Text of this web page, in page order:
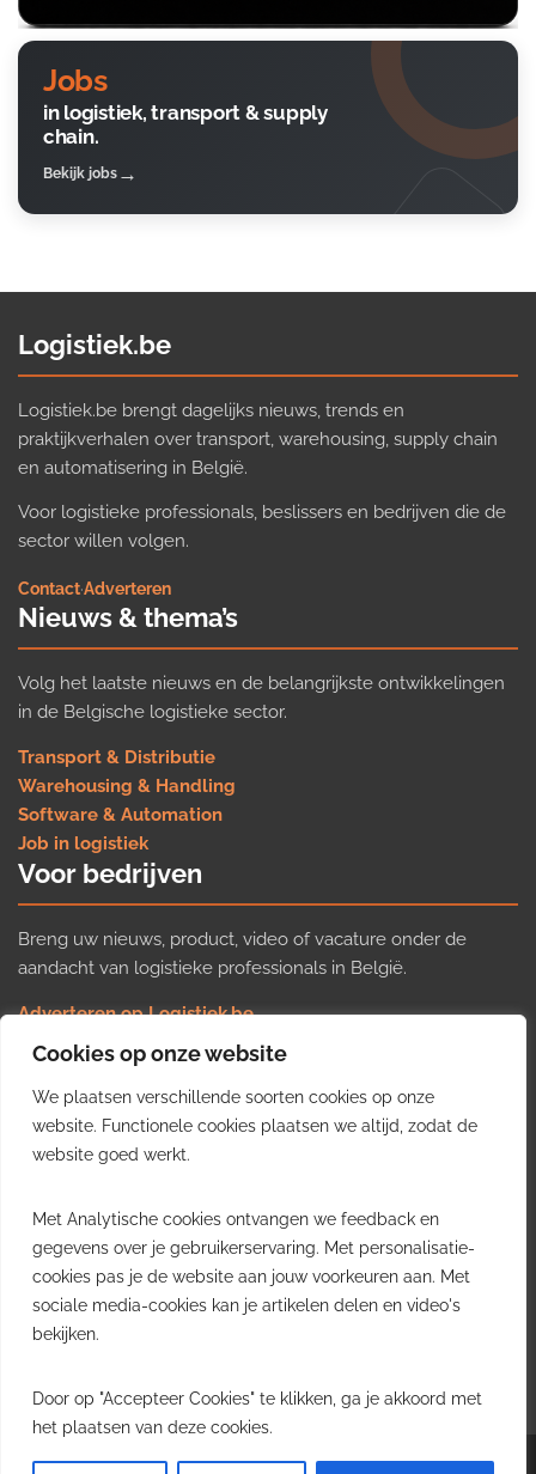
Cookies op onze website
We plaatsen verschillende soorten cookies op onze
website. Functionele cookies plaatsen we altijd, zodat de
website goed werkt.
Met Analytische cookies ontvangen we feedback en
gegevens over je gebruikerservaring. Met personalisatie-
cookies pas je de website aan jouw voorkeuren aan. Met
sociale media-cookies kan je artikelen delen en video's
bekijken.
Door op "Accepteer Cookies" te klikken, ga je akkoord met
het plaatsen van deze cookies.
Jobs
in logistiek, transport & supply
chain.
Bekijk jobs
Logistiek.be
Logistiek.be brengt dagelijks nieuws, trends en
praktijkverhalen over transport, warehousing, supply chain
en automatisering in België.
Voor logistieke professionals, beslissers en bedrijven die de
sector willen volgen.
Contact·Adverteren
Nieuws & thema’s
Volg het laatste nieuws en de belangrijkste ontwikkelingen
in de Belgische logistieke sector.
Transport & Distributie
Warehousing & Handling
Software & Automation
Job in logistiek
Voor bedrijven
Breng uw nieuws, product, video of vacature onder de
aandacht van logistieke professionals in België.
Adverteren op Logistiek.be
Nieuws insturen
Uw video op Logistiek.TV
Job plaatsen
Gratis wekelijkse update
inzichten uit de Belgische logistieke sector in uw inbox.
Ontvang je gratis
wekelijkse update